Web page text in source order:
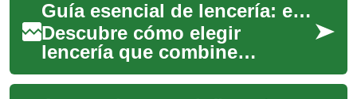
tendencias...
Guía esencial de lencería: estilo y confort diario
Descubre cómo elegir
lencería que combine
comodidad y sensualidad sin
renunciar al estilo. Esta guía